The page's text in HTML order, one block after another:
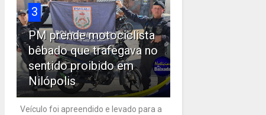
3
PM prende motociclista
bêbado que trafegava no
sentido proibido em
Nilópolis
Veículo foi apreendido e levado para a